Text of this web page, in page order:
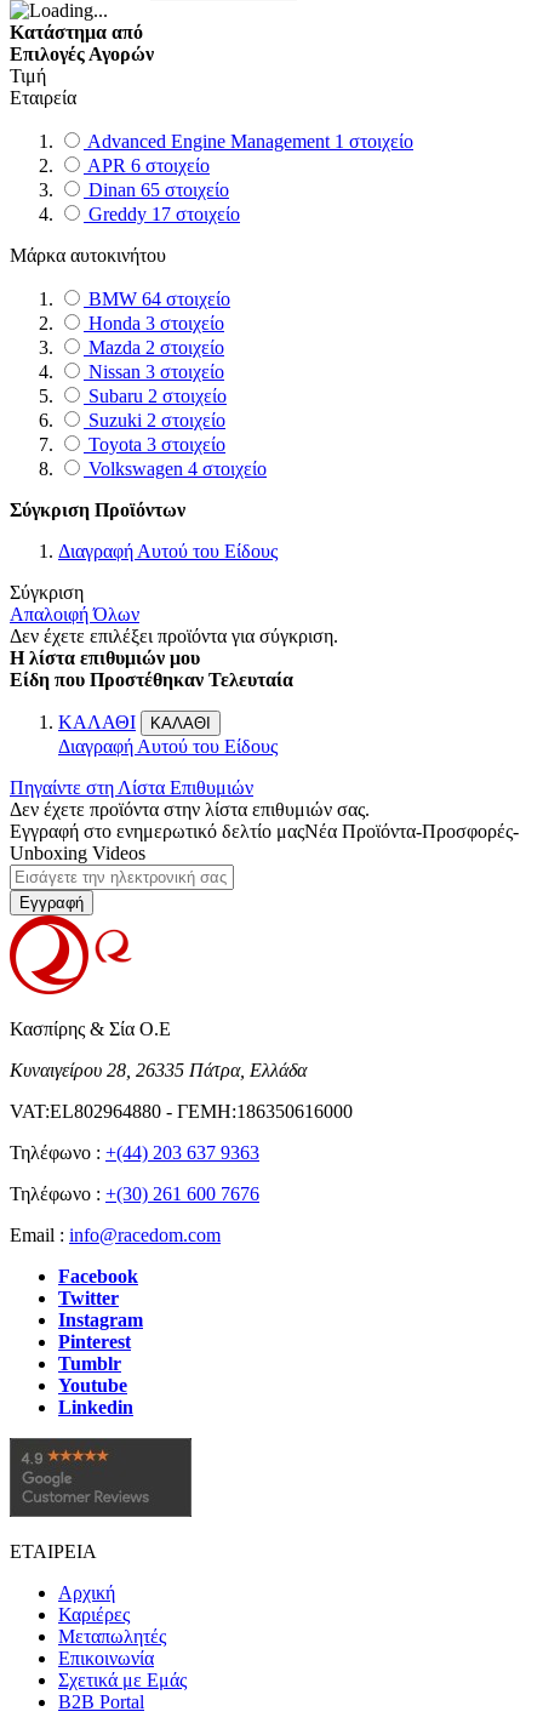
Κατάστημα από
Επιλογές Αγορών
Τιμή
Εταιρεία
Advanced Engine Management 1 στοιχείο
APR 6 στοιχείο
Dinan 65 στοιχείο
Greddy 17 στοιχείο
Μάρκα αυτοκινήτου
BMW 64 στοιχείο
Honda 3 στοιχείο
Mazda 2 στοιχείο
Nissan 3 στοιχείο
Subaru 2 στοιχείο
Suzuki 2 στοιχείο
Toyota 3 στοιχείο
Volkswagen 4 στοιχείο
Σύγκριση Προϊόντων
Διαγραφή Αυτού του Είδους
Σύγκριση
Απαλοιφή Όλων
Δεν έχετε επιλέξει προϊόντα για σύγκριση.
Η λίστα επιθυμιών μου
Είδη που Προστέθηκαν Τελευταία
ΚΑΛΑΘΙ ΚΑΛΑΘΙ
Διαγραφή Αυτού του Είδους
Πηγαίντε στη Λίστα Επιθυμιών
Δεν έχετε προϊόντα στην λίστα επιθυμιών σας.
Εγγραφή στο ενημερωτικό δελτίο μαςΝέα Προϊόντα-Προσφορές-
Unboxing Videos
Εγγραφή
Κασπίρης & Σία Ο.Ε
Κυναιγείρου 28, 26335 Πάτρα, Ελλάδα
VAT:EL802964880 - ΓΕΜΗ:186350616000
Τηλέφωνο : +(44) 203 637 9363
Τηλέφωνο : +(30) 261 600 7676
Email : info@racedom.com
Facebook
Twitter
Instagram
Pinterest
Tumblr
Youtube
Linkedin
ΕΤΑΙΡΕΙΑ
Αρχική
Καριέρες
Μεταπωλητές
Επικοινωνία
Σχετικά με Εμάς
B2B Portal